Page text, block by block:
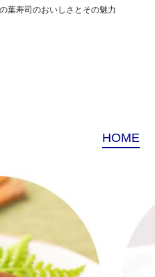
葉寿司のおいしさとその魅力
HOME